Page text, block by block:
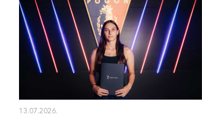
13.07.2026.